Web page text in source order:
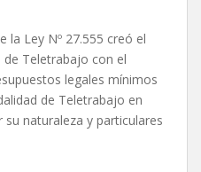
la Ley Nº 27.555 creó el
Teletrabajo con el
legales mínimos
de Teletrabajo en
su naturaleza y particulares